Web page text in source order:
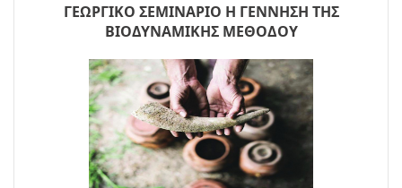
ΓΕΩΡΓΙΚΟ ΣΕΜΙΝΑΡΙΟ Η ΓΕΝΝΗΣΗ ΤΗΣ
ΒΙΟΔΥΝΑΜΙΚΗΣ ΜΕΘΟΔΟΥ